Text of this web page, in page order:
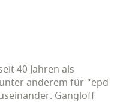
40 Jahren als
anderem für "epd
Gangloff